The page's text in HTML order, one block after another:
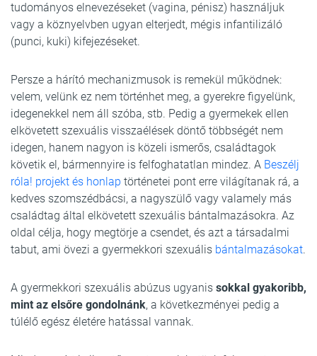
tudományos elnevezéseket (vagina, pénisz) használjuk
vagy a köznyelvben ugyan elterjedt, mégis infantilizáló
(punci, kuki) kifejezéseket.
Persze a hárító mechanizmusok is remekül működnek:
velem, velünk ez nem történhet meg, a gyerekre figyelünk,
idegenekkel nem áll szóba, stb. Pedig a gyermekek ellen
elkövetett szexuális visszaélések döntő többségét nem
idegen, hanem nagyon is közeli ismerős, családtagok
követik el, bármennyire is felfoghatatlan mindez. A Beszélj
róla! projekt és honlap történetei pont erre világítanak rá, a
kedves szomszédbácsi, a nagyszülő vagy valamely más
családtag által elkövetett szexuális bántalmazásokra. Az
oldal célja, hogy megtörje a csendet, és azt a társadalmi
tabut, ami övezi a gyermekkori szexuális bántalmazásokat.
A gyermekkori szexuális abúzus ugyanis sokkal gyakoribb,
mint az elsőre gondolnánk, a következményei pedig a
túlélő egész életére hatással vannak.